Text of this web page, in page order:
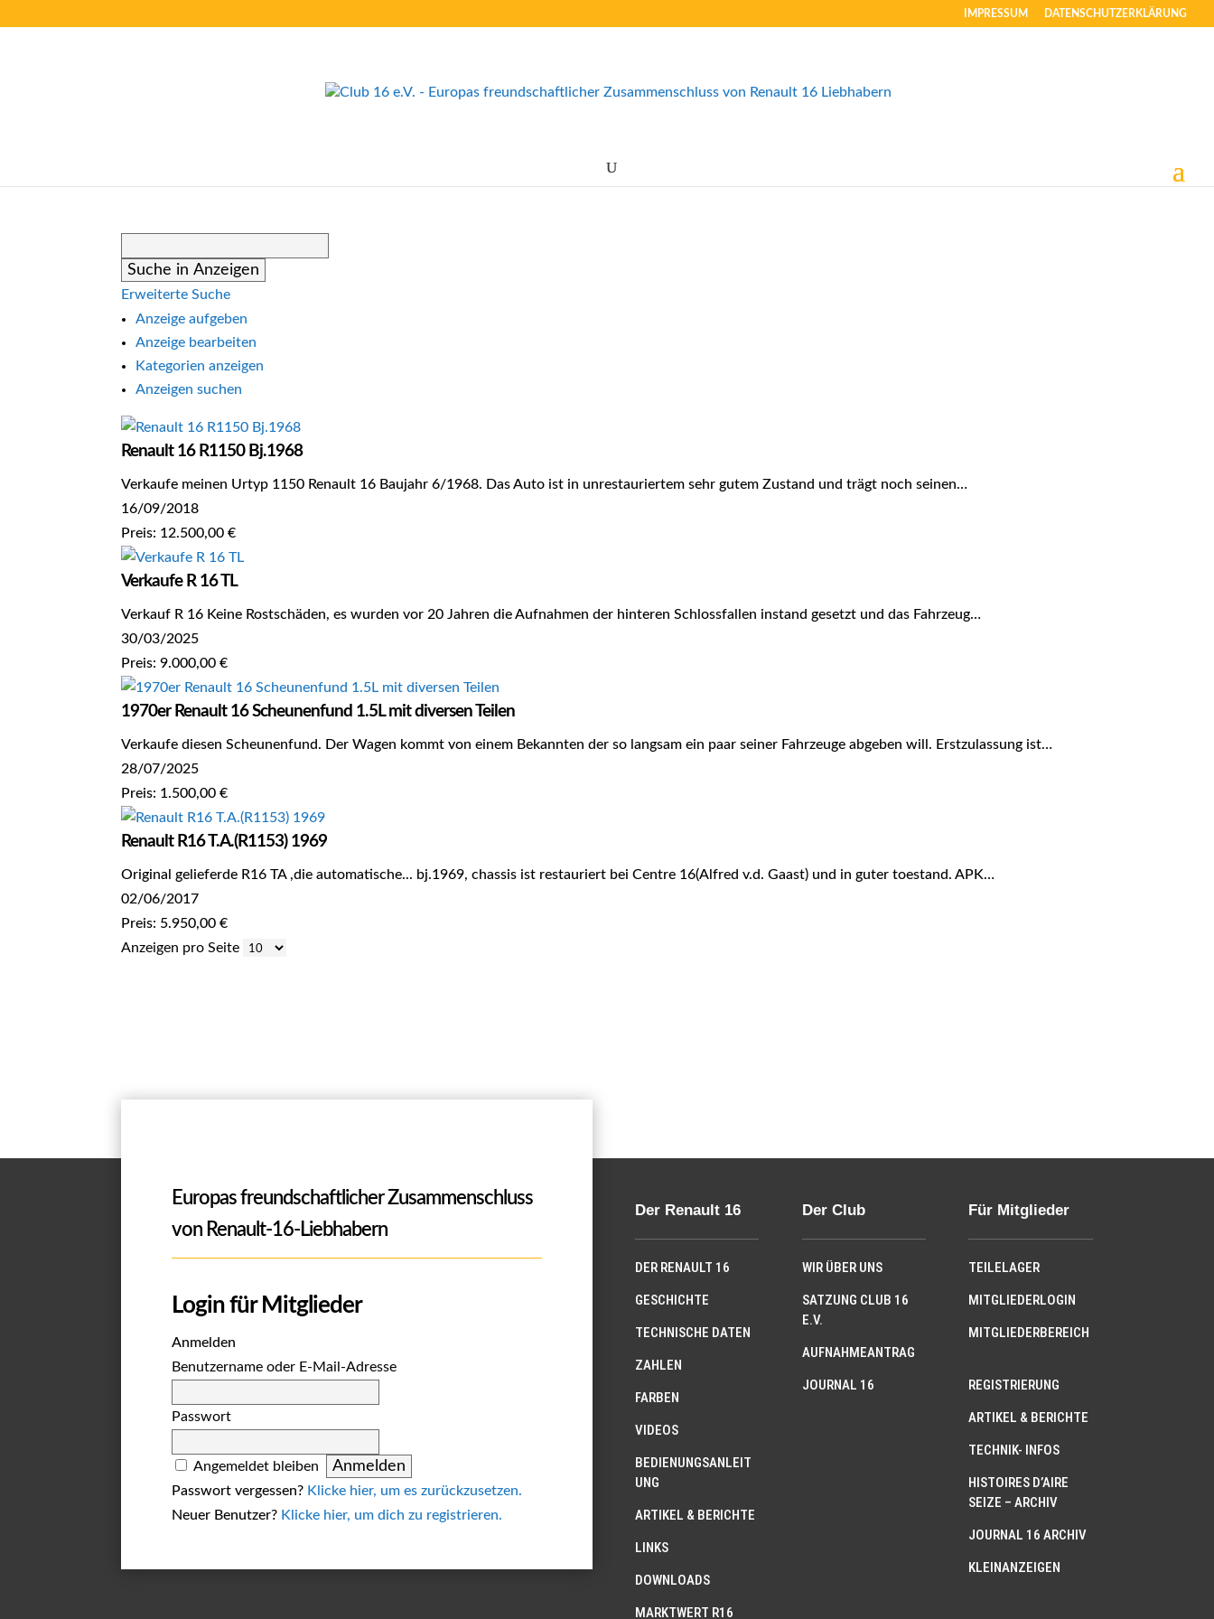
IMPRESSUM DATENSCHUTZERKLÄRUNG
nach:
Erweiterte Suche
Anzeige aufgeben
Anzeige bearbeiten
Kategorien anzeigen
Anzeigen suchen
Renault 16 R1150 Bj.1968
Verkaufe meinen Urtyp 1150 Renault 16 Baujahr 6/1968. Das Auto ist in unrestauriertem sehr gutem Zustand und trägt noch seinen…
16/09/2018
Preis: 12.500,00 €
Verkaufe R 16 TL
Verkauf R 16 Keine Rostschäden, es wurden vor 20 Jahren die Aufnahmen der hinteren Schlossfallen instand gesetzt und das Fahrzeug…
30/03/2025
Preis: 9.000,00 €
1970er Renault 16 Scheunenfund 1.5L mit diversen Teilen
Verkaufe diesen Scheunenfund. Der Wagen kommt von einem Bekannten der so langsam ein paar seiner Fahrzeuge abgeben will. Erstzulassung ist…
28/07/2025
Preis: 1.500,00 €
Renault R16 T.A.(R1153) 1969
Original gelieferde R16 TA ,die automatische... bj.1969, chassis ist restauriert bei Centre 16(Alfred v.d. Gaast) und in guter toestand. APK…
02/06/2017
Preis: 5.950,00 €
Anzeigen pro Seite
Europas freundschaftlicher Zusammenschluss
von Renault-16-Liebhabern
Login für Mitglieder
Anmelden
Benutzername oder E-Mail-Adresse
Passwort
Angemeldet bleiben
Passwort vergessen? Klicke hier, um es zurückzusetzen.
Neuer Benutzer? Klicke hier, um dich zu registrieren.
Der Renault 16
DER RENAULT 16
GESCHICHTE
TECHNISCHE DATEN
ZAHLEN
FARBEN
VIDEOS
BEDIENUNGSANLEIT
UNG
ARTIKEL & BERICHTE
LINKS
DOWNLOADS
MARKTWERT R16
Der Club
WIR ÜBER UNS
SATZUNG CLUB 16
E.V.
AUFNAHMEANTRAG
JOURNAL 16
Für Mitglieder
TEILELAGER
MITGLIEDERLOGIN
MITGLIEDERBEREICH
REGISTRIERUNG
ARTIKEL & BERICHTE
TECHNIK- INFOS
HISTOIRES D’AIRE
SEIZE – ARCHIV
JOURNAL 16 ARCHIV
KLEINANZEIGEN